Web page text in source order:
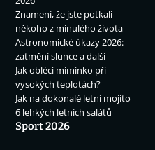
Znamení, že jste potkali
někoho z minulého života
Astronomické úkazy 2026:
zatmění slunce a další
Jak obléci miminko při
vysokých teplotách?
Jak na dokonalé letní mojito
6 lehkých letních salátů
Sport 2026